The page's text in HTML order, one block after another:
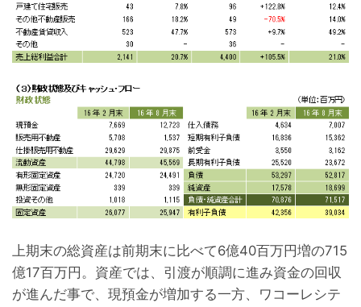
上期末の総資産は前期末に比べて6億40百万円増の715
億17百万円。資産では、引渡が順調に進み資金の回収
が進んだ事で、現預金が増加する一方、ワコーレシテ